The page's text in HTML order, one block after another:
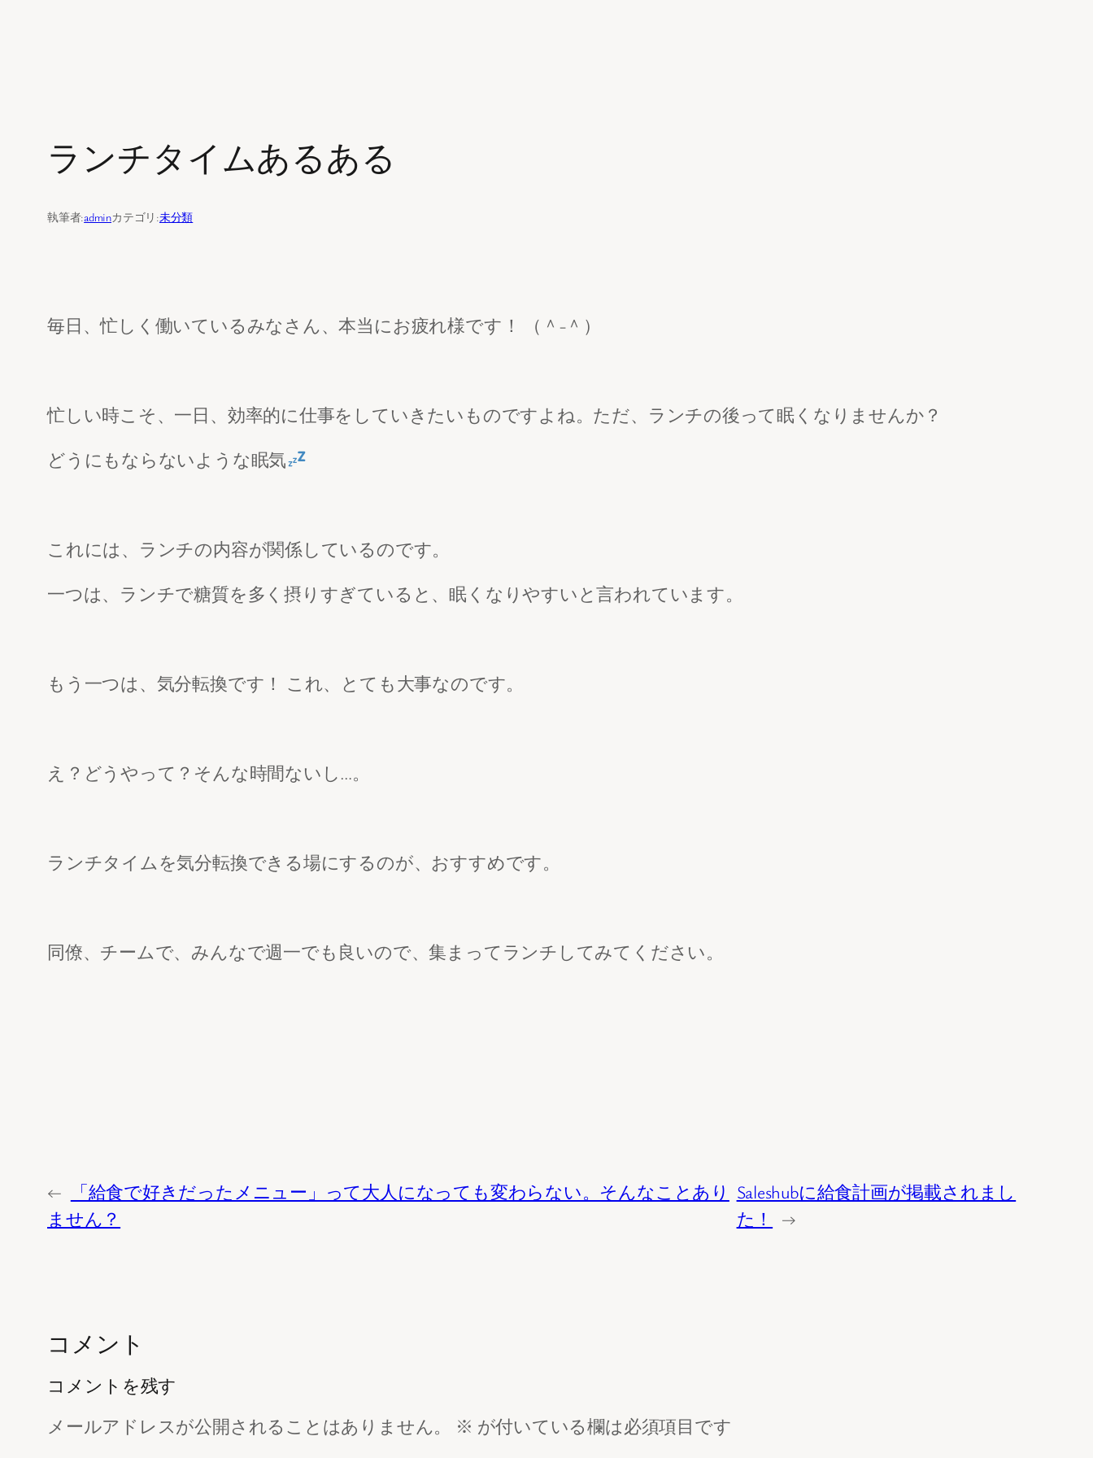
ランチタイムあるある
執筆者:adminカテゴリ:未分類
毎日、忙しく働いているみなさん、本当にお疲れ様です！ （＾-＾）
忙しい時こそ、一日、効率的に仕事をしていきたいものですよね。ただ、ランチの後って眠くなりませんか？
どうにもならないような眠気
これには、ランチの内容が関係しているのです。
一つは、ランチで糖質を多く摂りすぎていると、眠くなりやすいと言われています。
もう一つは、気分転換です！ これ、とても大事なのです。
え？どうやって？そんな時間ないし…。
ランチタイムを気分転換できる場にするのが、おすすめです。
同僚、チームで、みんなで週一でも良いので、集まってランチしてみてください。
←
「給食で好きだったメニュー」って大人になっても変わらない。そんなことあり
ません？
Saleshubに給食計画が掲載されまし
た！
→
コメント
コメントを残す
メールアドレスが公開されることはありません。 ※ が付いている欄は必須項目です